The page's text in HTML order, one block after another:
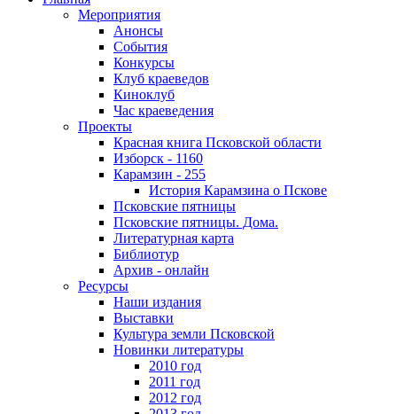
Мероприятия
Анонсы
События
Конкурсы
Клуб краеведов
Киноклуб
Час краеведения
Проекты
Красная книга Псковской области
Изборск - 1160
Карамзин - 255
История Карамзина о Пскове
Псковские пятницы
Псковские пятницы. Дома.
Литературная карта
Библиотур
Архив - онлайн
Ресурсы
Наши издания
Выставки
Культура земли Псковской
Новинки литературы
2010 год
2011 год
2012 год